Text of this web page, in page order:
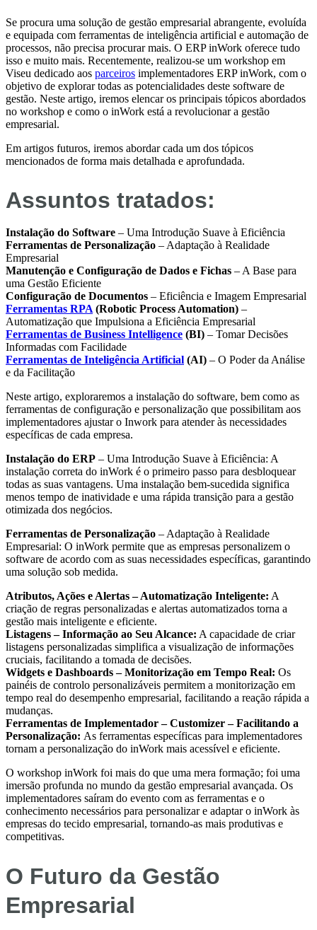
Se procura uma solução de gestão empresarial abrangente, evoluída
e equipada com ferramentas de inteligência artificial e automação de
processos, não precisa procurar mais. O ERP inWork oferece tudo
isso e muito mais. Recentemente, realizou-se um workshop em
Viseu dedicado aos parceiros implementadores ERP inWork, com o
objetivo de explorar todas as potencialidades deste software de
gestão. Neste artigo, iremos elencar os principais tópicos abordados
no workshop e como o inWork está a revolucionar a gestão
empresarial.
Em artigos futuros, iremos abordar cada um dos tópicos
mencionados de forma mais detalhada e aprofundada.
Assuntos tratados:
Instalação do Software – Uma Introdução Suave à Eficiência
Ferramentas de Personalização – Adaptação à Realidade
Empresarial
Manutenção e Configuração de Dados e Fichas – A Base para
uma Gestão Eficiente
Configuração de Documentos – Eficiência e Imagem Empresarial
Ferramentas RPA (Robotic Process Automation) –
Automatização que Impulsiona a Eficiência Empresarial
Ferramentas de Business Intelligence (BI) – Tomar Decisões
Informadas com Facilidade
Ferramentas de Inteligência Artificial (AI) – O Poder da Análise
e da Facilitação
Neste artigo, exploraremos a instalação do software, bem como as
ferramentas de configuração e personalização que possibilitam aos
implementadores ajustar o Inwork para atender às necessidades
específicas de cada empresa.
Instalação do ERP – Uma Introdução Suave à Eficiência: A
instalação correta do inWork é o primeiro passo para desbloquear
todas as suas vantagens. Uma instalação bem-sucedida significa
menos tempo de inatividade e uma rápida transição para a gestão
otimizada dos negócios.
Ferramentas de Personalização – Adaptação à Realidade
Empresarial: O inWork permite que as empresas personalizem o
software de acordo com as suas necessidades específicas, garantindo
uma solução sob medida.
Atributos, Ações e Alertas – Automatização Inteligente: A
criação de regras personalizadas e alertas automatizados torna a
gestão mais inteligente e eficiente.
Listagens – Informação ao Seu Alcance: A capacidade de criar
listagens personalizadas simplifica a visualização de informações
cruciais, facilitando a tomada de decisões.
Widgets e Dashboards – Monitorização em Tempo Real: Os
painéis de controlo personalizáveis permitem a monitorização em
tempo real do desempenho empresarial, facilitando a reação rápida a
mudanças.
Ferramentas de Implementador – Customizer – Facilitando a
Personalização: As ferramentas específicas para implementadores
tornam a personalização do inWork mais acessível e eficiente.
O workshop inWork foi mais do que uma mera formação; foi uma
imersão profunda no mundo da gestão empresarial avançada. Os
implementadores saíram do evento com as ferramentas e o
conhecimento necessários para personalizar e adaptar o inWork às
empresas do tecido empresarial, tornando-as mais produtivas e
competitivas.
O Futuro da Gestão
Empresarial